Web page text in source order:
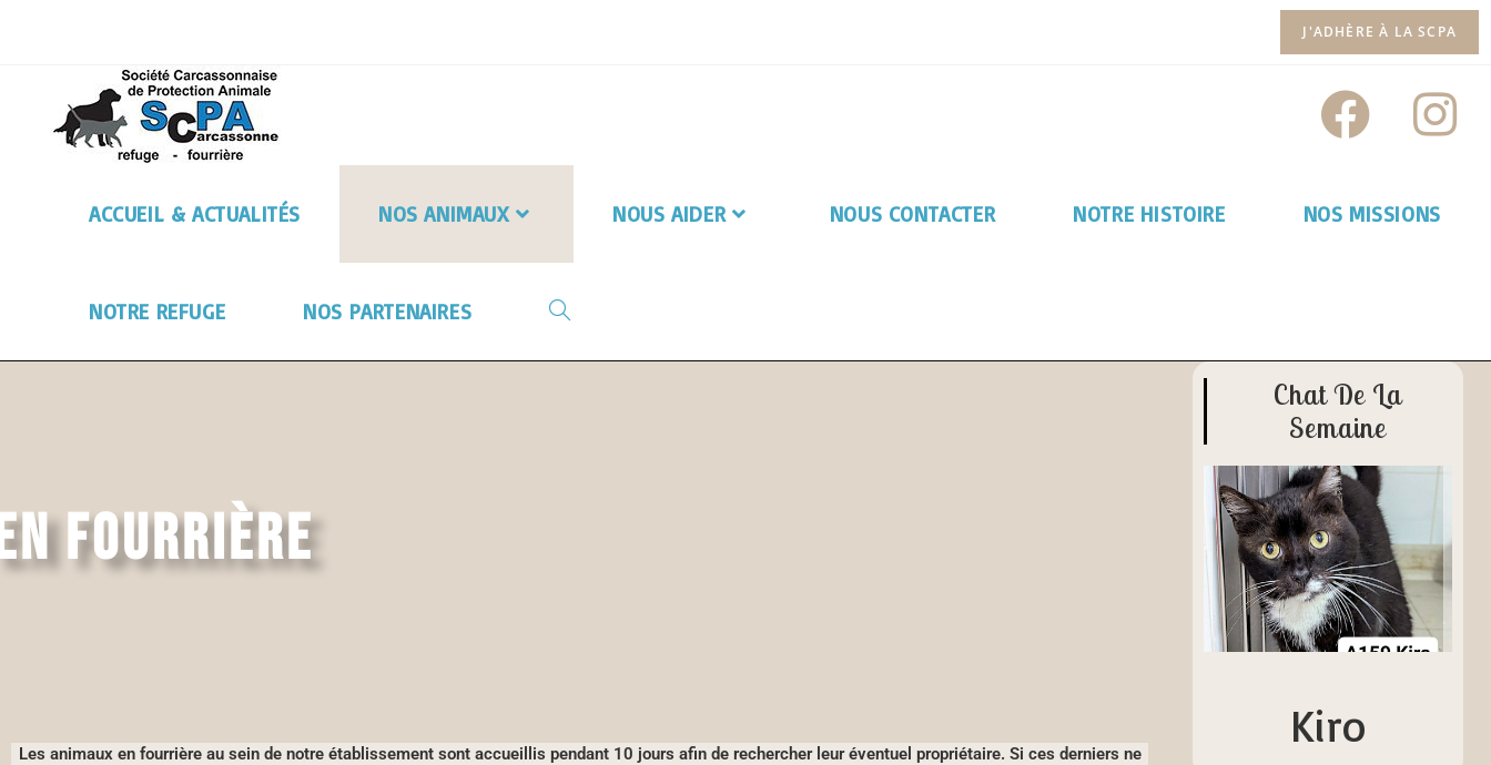
J'ADHÈRE À LA SCPA
ACCUEIL & ACTUALITÉS NOS ANIMAUX NOUS AIDER NOUS CONTACTER NOTRE HISTOIRE NOS MISSIONS
NOTRE REFUGE NOS PARTENAIRES
FOURRIÈRE
Les animaux en fourrière au sein de notre établissement sont accueillis pendant 10 jours afin de rechercher leur éventuel propriétaire. Si ces derniers ne
Chat De La
Semaine
Kiro